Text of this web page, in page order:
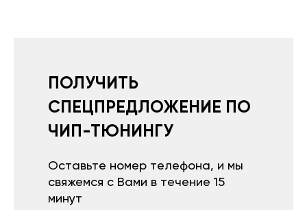
ПОЛУЧИТЬ
СПЕЦПРЕДЛОЖЕНИЕ ПО
ЧИП-ТЮНИНГУ
Оставьте номер телефона, и мы
свяжемся с Вами в течение 15
минут